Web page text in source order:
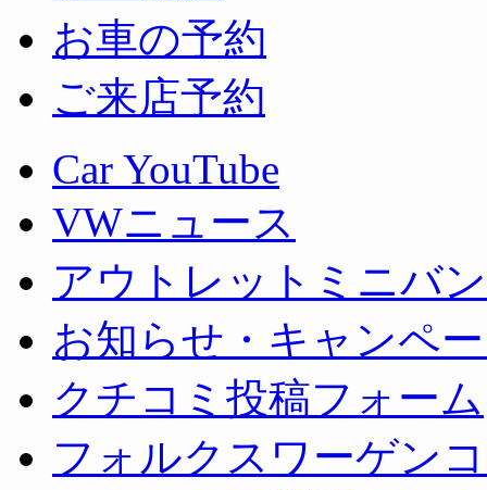
お車の予約
ご来店予約
Car YouTube
VWニュース
アウトレットミニバン
お知らせ・キャンペ
クチコミ投稿フォーム
フォルクスワーゲン